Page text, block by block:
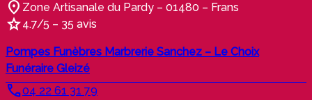
Zone Artisanale du Pardy – 01480 – Frans
4.7/5 – 35 avis
Pompes Funèbres Marbrerie Sanchez – Le Choix
Funéraire Gleizé
04 22 61 31 79